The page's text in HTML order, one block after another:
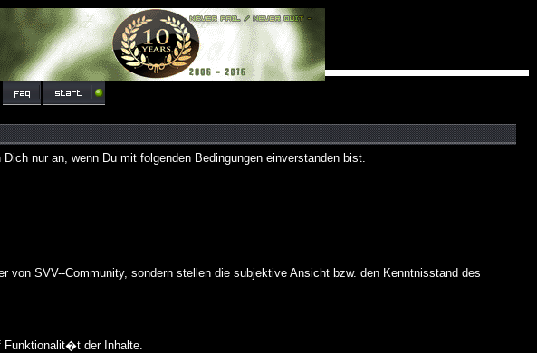
nur an, wenn Du mit folgenden Bedingungen einverstanden bist.
von SVV--Community, sondern stellen die subjektive Ansicht bzw. den Kenntnisstand des
Funktionalit�t der Inhalte.